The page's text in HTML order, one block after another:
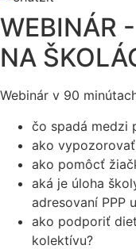
WEBINÁR
NA
Webinár v 90
čo spadá medzi
ako
ako pomôcť
aká je úloha
adresovaní PPP
ako podporiť
kolektívu?